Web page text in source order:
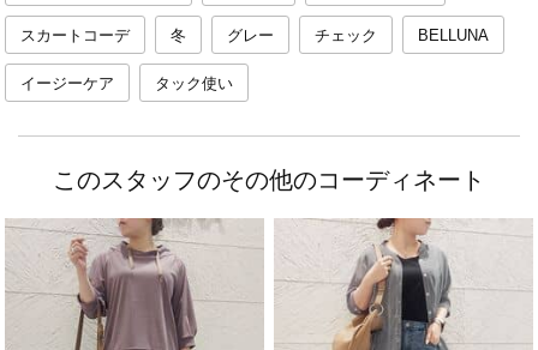
スカートコーデ 冬 グレー チェック BELLUNA
イージーケア タック使い
このスタッフのその他のコーディネート